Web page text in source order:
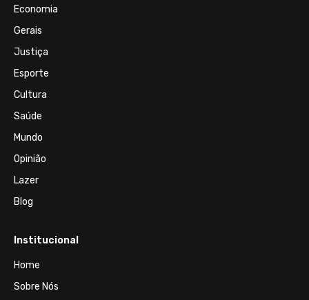
Economia
Gerais
Justiça
Esporte
Cultura
Saúde
Mundo
Opinião
Lazer
Blog
Institucional
Home
Sobre Nós